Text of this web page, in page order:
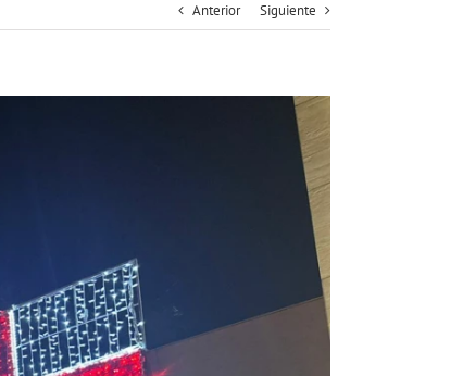
Anterior Siguiente